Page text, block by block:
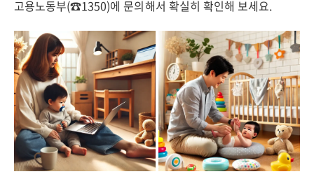
고용노동부(☎1350)에 문의해서 확실히 확인해 보세요.